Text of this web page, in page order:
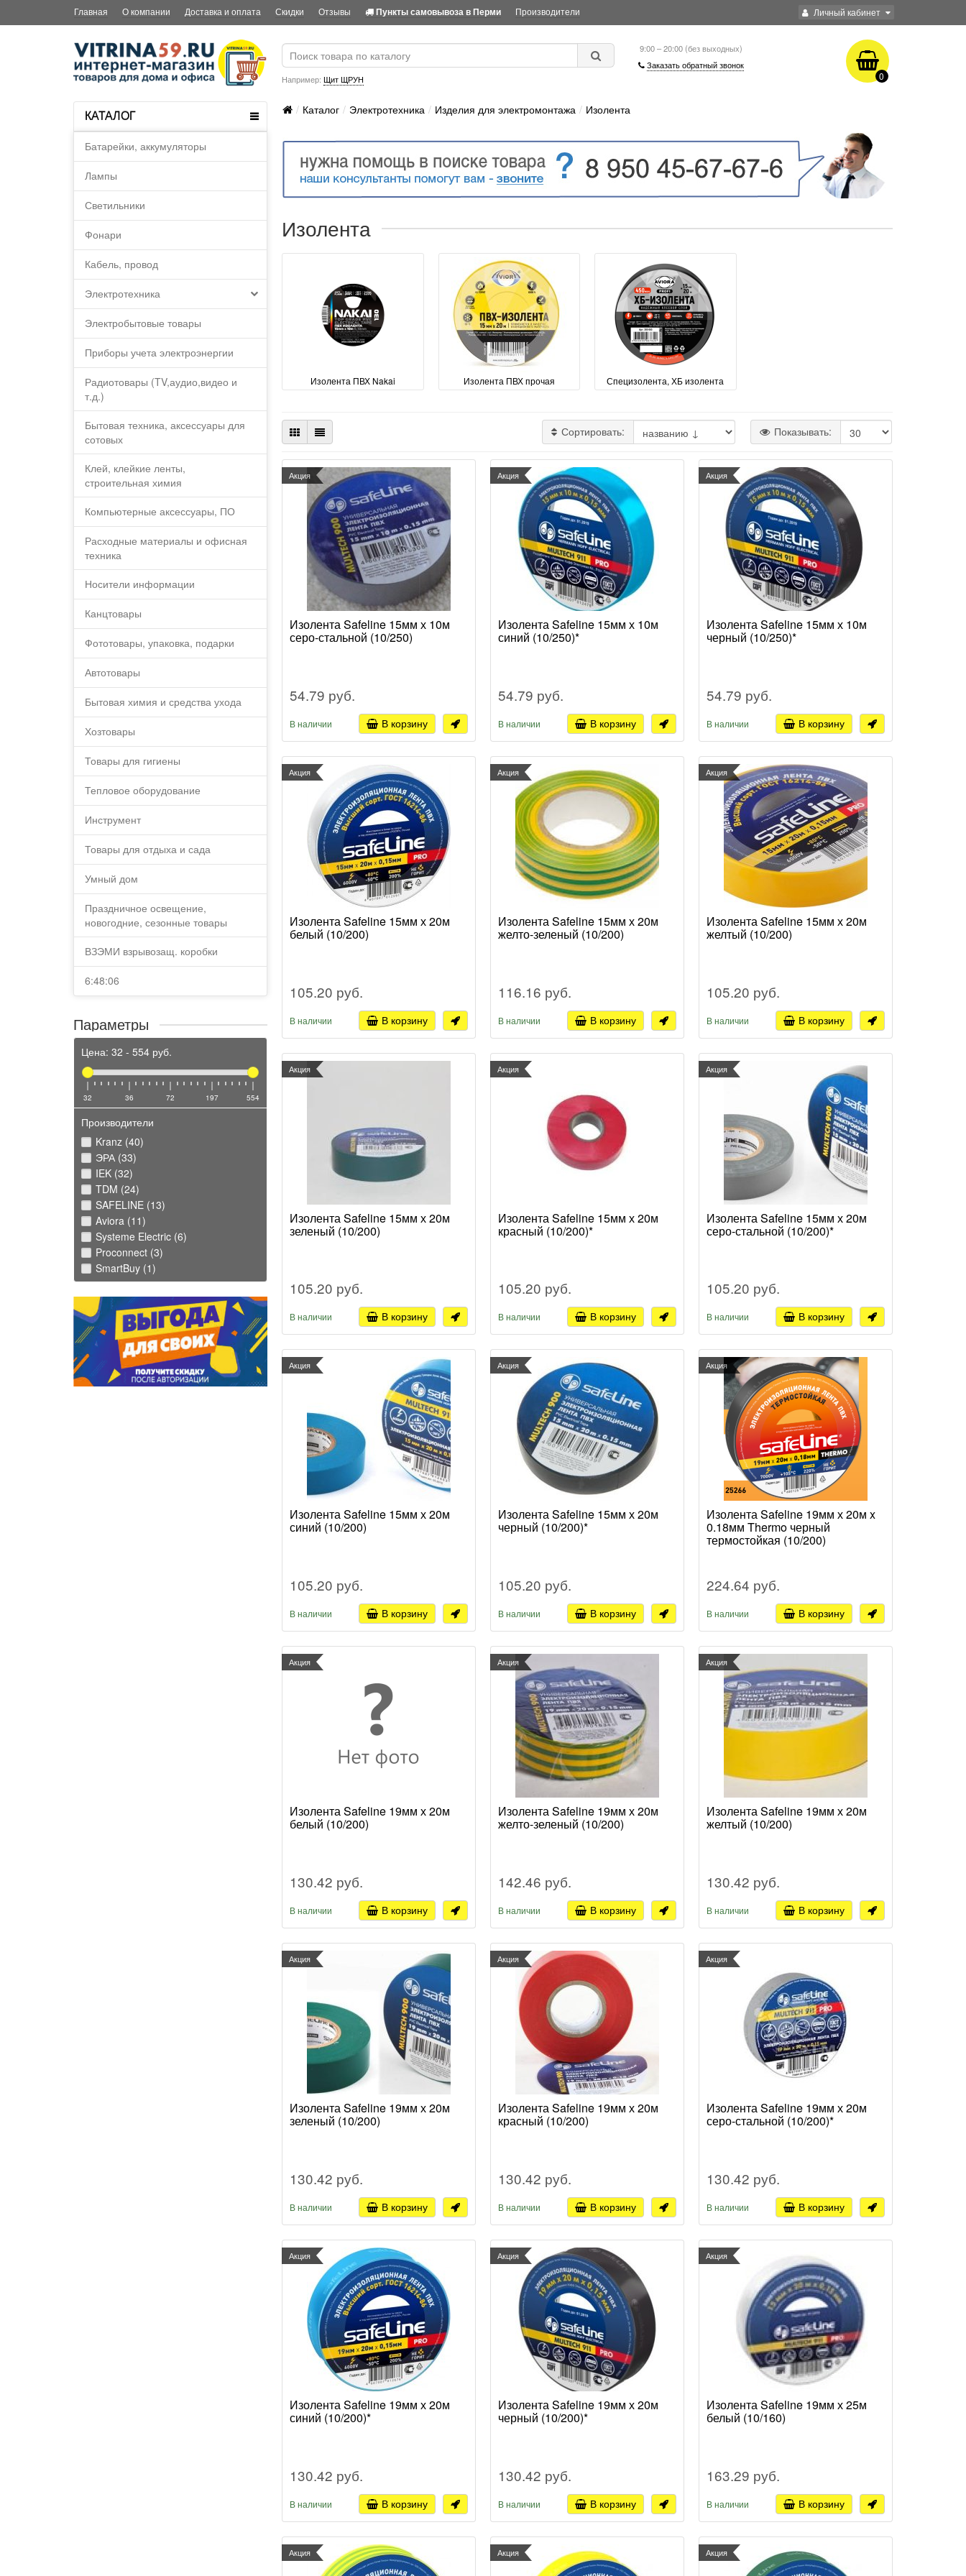
Личный кабинет
Главная О компании Доставка и оплата Скидки Отзывы Пункты самовывоза в Перми Производители
Например: Щит ЩРУН
9:00 – 20:00 (без выходных)
Заказать обратный звонок
0
КАТАЛОГ
Батарейки, аккумуляторы
Лампы
Светильники
Фонари
Кабель, провод
Электротехника
Электробытовые товары
Приборы учета электроэнергии
Радиотовары (TV,аудио,видео и
т.д.)
Бытовая техника, аксессуары для
сотовых
Клей, клейкие ленты,
строительная химия
Компьютерные аксессуары, ПО
Расходные материалы и офисная
техника
Носители информации
Канцтовары
Фототовары, упаковка, подарки
Автотовары
Бытовая химия и средства ухода
Хозтовары
Товары для гигиены
Тепловое оборудование
Инструмент
Товары для отдыха и сада
Умный дом
Праздничное освещение,
новогодние, сезонные товары
ВЗЭМИ взрывозащ. коробки
6:48:06
Каталог Электротехника Изделия для электромонтажа Изолента
Параметры
Цена: 32 - 554 руб.
32 36 72 197 554
Производители
Kranz (40)
ЭРА (33)
IEK (32)
TDM (24)
SAFELINE (13)
Aviora (11)
Systeme Electric (6)
Proconnect (3)
SmartBuy (1)
Изолента
Изолента ПВХ Nakai Изолента ПВХ прочая Специзолента, ХБ изолента
Сортировать: Показывать:
Акция
Изолента Safeline 15мм х 10м
серо-стальной (10/250)
54.79 руб.
В наличии В корзину
Акция
Изолента Safeline 15мм х 10м
синий (10/250)*
54.79 руб.
В наличии В корзину
Акция
Изолента Safeline 15мм х 10м
черный (10/250)*
54.79 руб.
В наличии В корзину
Акция
Изолента Safeline 15мм х 20м
белый (10/200)
105.20 руб.
В наличии В корзину
Акция
Изолента Safeline 15мм х 20м
желто-зеленый (10/200)
116.16 руб.
В наличии В корзину
Акция
Изолента Safeline 15мм х 20м
желтый (10/200)
105.20 руб.
В наличии В корзину
Акция
Изолента Safeline 15мм х 20м
зеленый (10/200)
105.20 руб.
В наличии В корзину
Акция
Изолента Safeline 15мм х 20м
красный (10/200)*
105.20 руб.
В наличии В корзину
Акция
Изолента Safeline 15мм х 20м
серо-стальной (10/200)*
105.20 руб.
В наличии В корзину
Акция
Изолента Safeline 15мм х 20м
синий (10/200)
105.20 руб.
В наличии В корзину
Акция
Изолента Safeline 15мм х 20м
черный (10/200)*
105.20 руб.
В наличии В корзину
Акция
Изолента Safeline 19мм х 20м x
0.18мм Thermo черный
термостойкая (10/200)
224.64 руб.
В наличии В корзину
Акция
Изолента Safeline 19мм х 20м
белый (10/200)
130.42 руб.
В наличии В корзину
Акция
Изолента Safeline 19мм х 20м
желто-зеленый (10/200)
142.46 руб.
В наличии В корзину
Акция
Изолента Safeline 19мм х 20м
желтый (10/200)
130.42 руб.
В наличии В корзину
Акция
Изолента Safeline 19мм х 20м
зеленый (10/200)
130.42 руб.
В наличии В корзину
Акция
Изолента Safeline 19мм х 20м
красный (10/200)
130.42 руб.
В наличии В корзину
Акция
Изолента Safeline 19мм х 20м
серо-стальной (10/200)*
130.42 руб.
В наличии В корзину
Акция
Изолента Safeline 19мм х 20м
синий (10/200)*
130.42 руб.
В наличии В корзину
Акция
Изолента Safeline 19мм х 20м
черный (10/200)*
130.42 руб.
В наличии В корзину
Акция
Изолента Safeline 19мм х 25м
белый (10/160)
163.29 руб.
В наличии В корзину
Акция Акция Акция